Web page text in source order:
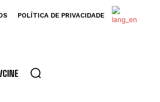
POLÍTICA DE PRIVACIDADE